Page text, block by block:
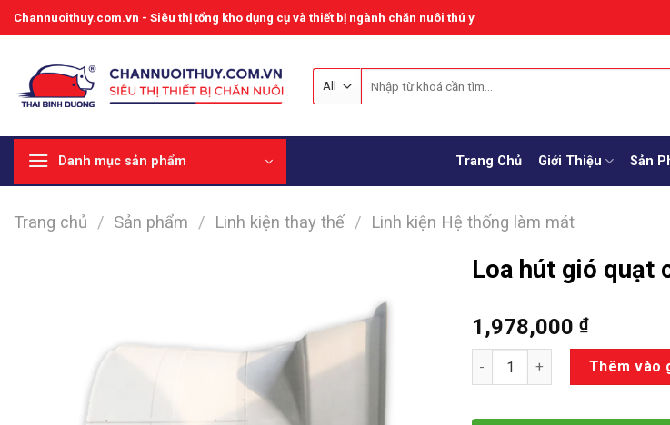
Skip
to
Channuoithuy.com.vn - Siêu thị tổng kho dụng cụ và thiết bị ngành chăn nuôi thú y
kiếm:
Danh mục sản phẩm Trang Chủ Giới Thiệu Sản
Trang chủ / Sản phẩm / Linh kiện thay thế / Linh kiện Hệ thống làm mát
Loa hút gió quạt
1,978,000 ₫
Số lượng Thêm vào